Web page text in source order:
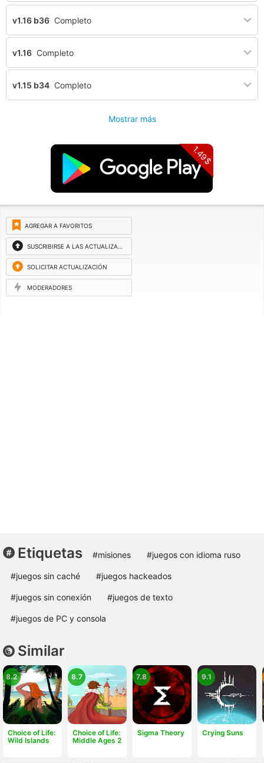
v1.16 b36 Completo
v1.16 Completo
v1.15 b34 Completo
Mostrar más
1.49$
AGREGAR A FAVORITOS
SUSCRIBIRSE A LAS ACTUALIZACIONES
SOLICITAR ACTUALIZACIÓN
MODERADORES
Etiquetas #misiones #juegos con idioma ruso
#juegos sin caché #juegos hackeados
#juegos sin conexión #juegos de texto
#juegos de PC y consola
Similar
Choice of Life:
Wild Islands
8.2
Choice of Life:
Middle Ages 2
8.7
Sigma Theory
7.8
Crying Suns
9.1